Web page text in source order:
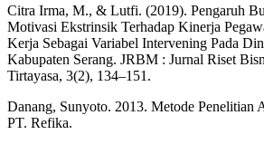
Citra Irma, M., & Lutfi. (2019). Pengaruh
Motivasi Ekstrinsik Terhadap Kinerja
Kerja Sebagai Variabel Intervening Pada
Kabupaten Serang. JRBM : Jurnal Riset
Tirtayasa, 3(2), 134–151.
Danang, Sunyoto. 2013. Metode Penelitian
PT. Refika.